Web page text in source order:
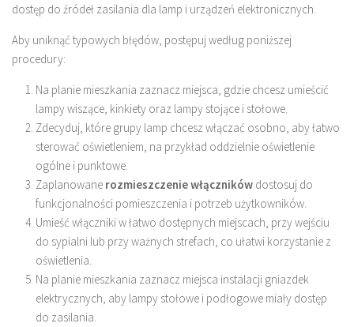
dostęp do źródeł zasilania dla lamp i urządzeń elektronicznych.
Aby uniknąć typowych błędów, postępuj według poniższej
procedury:
Na planie mieszkania zaznacz miejsca, gdzie chcesz umieścić
lampy wiszące, kinkiety oraz lampy stojące i stołowe.
Zdecyduj, które grupy lamp chcesz włączać osobno, aby łatwo
sterować oświetleniem, na przykład oddzielnie oświetlenie
ogólne i punktowe.
Zaplanowane rozmieszczenie włączników dostosuj do
funkcjonalności pomieszczenia i potrzeb użytkowników.
Umieść włączniki w łatwo dostępnych miejscach, przy wejściu
do sypialni lub przy ważnych strefach, co ułatwi korzystanie z
oświetlenia.
Na planie mieszkania zaznacz miejsca instalacji gniazdek
elektrycznych, aby lampy stołowe i podłogowe miały dostęp
do zasilania.